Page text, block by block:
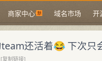
商家中心 域名市场 开
还活着😂 下次只
[复制链接]